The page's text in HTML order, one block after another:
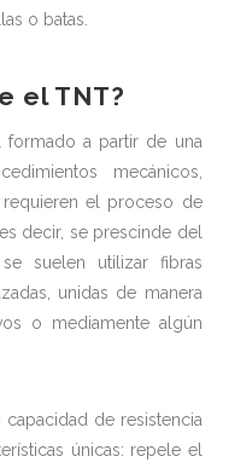
o batas.
el TNT?
formado a partir de una
mecánicos,
el proceso de
decir, se prescinde del
suelen utilizar fibras
unidas de manera
o mediamente algún
de resistencia
únicas: repele el